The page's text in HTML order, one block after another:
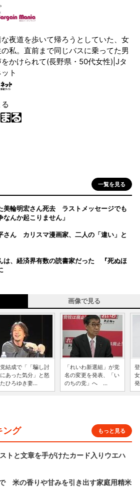
夜道を歩いて帰ろうとしていた、女
私。直前まで同じバスに乗ってた男
かけられて(長野県・50代女性)|Jタ
ト
一覧を見る
美輪明宏さん死去 ラストメッセージでも
んか起こりません」
さん カリスマ漫画家、二人の「違い」と
は、経済界有数の読書家だった 『死ぬほ
画像で見る
結成で「「騙し討
あった気分」と怒
ひろゆき妻...
「れいわ新選組」が党
名の変更を発表、「い
のちの党」へ ...
ング もっと見る
トと文章を手がけたカード入りウエハ
米の香りや甘みを引き出す家庭用精米